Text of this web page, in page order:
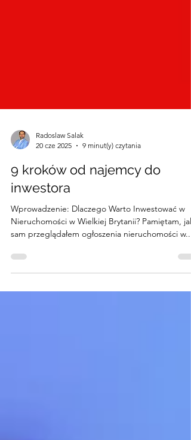
20 cze 2025
9 minut(y) czytania
9 kroków od najemcy do
inwestora
Wprowadzenie: Dlaczego Warto Inwestować w
sam przeglądałem ogłoszenia nieruchomości w...